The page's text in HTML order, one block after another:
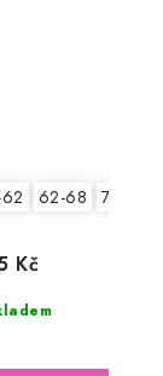
62-68 74-86
Kč